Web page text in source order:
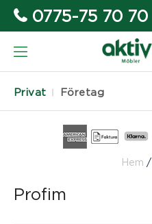
0775-75 70 70
Privat Företag
Hem /
Profim